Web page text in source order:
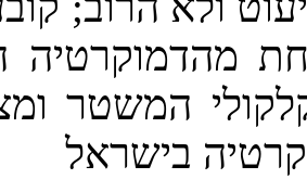
מהדמוקרטיה
המשטר
בישראל